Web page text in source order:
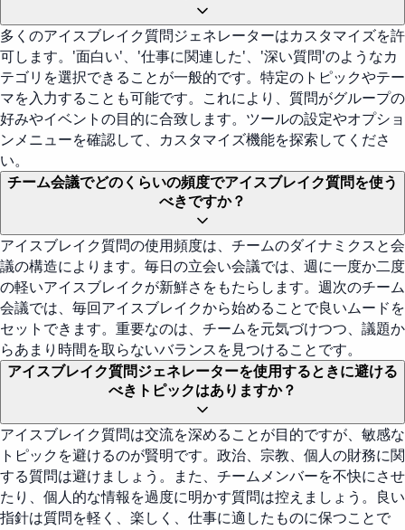
多くのアイスブレイク質問ジェネレーターはカスタマイズを許
可します。'面白い'、'仕事に関連した'、'深い質問'のようなカ
テゴリを選択できることが一般的です。特定のトピックやテー
マを入力することも可能です。これにより、質問がグループの
好みやイベントの目的に合致します。ツールの設定やオプショ
ンメニューを確認して、カスタマイズ機能を探索してくださ
い。
チーム会議でどのくらいの頻度でアイスブレイク質問を使う
べきですか？
アイスブレイク質問の使用頻度は、チームのダイナミクスと会
議の構造によります。毎日の立会い会議では、週に一度か二度
の軽いアイスブレイクが新鮮さをもたらします。週次のチーム
会議では、毎回アイスブレイクから始めることで良いムードを
セットできます。重要なのは、チームを元気づけつつ、議題か
らあまり時間を取らないバランスを見つけることです。
アイスブレイク質問ジェネレーターを使用するときに避ける
べきトピックはありますか？
アイスブレイク質問は交流を深めることが目的ですが、敏感な
トピックを避けるのが賢明です。政治、宗教、個人の財務に関
する質問は避けましょう。また、チームメンバーを不快にさせ
たり、個人的な情報を過度に明かす質問は控えましょう。良い
指針は質問を軽く、楽しく、仕事に適したものに保つことで